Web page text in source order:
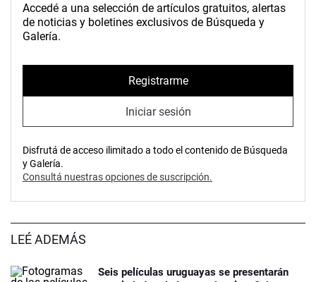
Accedé a una selección de artículos gratuitos, alertas
de noticias y boletines exclusivos de Búsqueda y
Galería.
Registrarme
Iniciar sesión
Disfrutá de acceso ilimitado a todo el contenido de Búsqueda
y Galería.
Consultá nuestras opciones de suscripción.
LEÉ ADEMÁS
Seis películas uruguayas se presentarán